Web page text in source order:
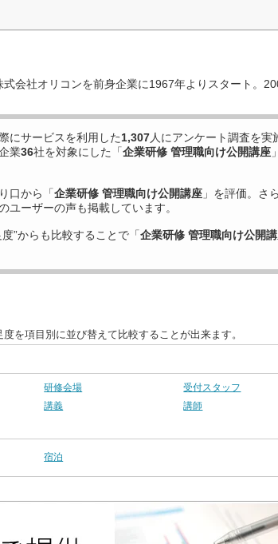
会社オリコンを前身企業に1967年よりスタート。
にサービスを利用した1,307人にアンケート調査を実
業36社を対象にした「企業研修 管理職向け公開講座
口から「企業研修 管理職向け公開講座 」を評価。さ
ユーザーの声も掲載しています。
”からも比較することで「企業研修 管理職向け公開
を項目別に並び替えて比較することが出来ます。
研修会場
受付スタッフ
講義
講師
宿泊